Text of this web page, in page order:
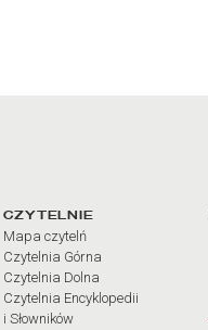
Linki do
CZYTELNIE
Mapa czytelń
Czytelnia Górna
Czytelnia Dolna
Czytelnia Encyklopedii
i Słowników